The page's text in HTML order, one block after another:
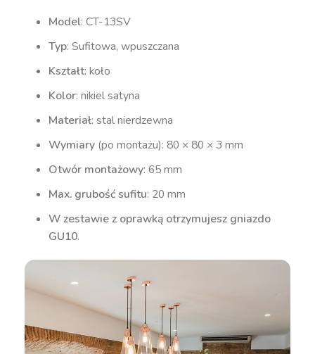
Model: CT-13SV
Typ: Sufitowa, wpuszczana
Kształt: koło
Kolor: nikiel satyna
Materiał: stal nierdzewna
Wymiary (po montażu): 80 × 80 × 3 mm
Otwór montażowy: 65 mm
Max. grubość sufitu: 20 mm
W zestawie z oprawką otrzymujesz gniazdo
GU10.